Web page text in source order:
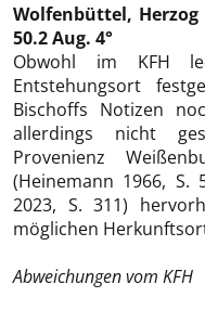
Wolfenbüttel,
50.2 Aug. 4°
Obwohl im KFH
Entstehungsort
Bischoffs Notizen
allerdings nicht
Provenienz
(Heinemann 1966, S.
2023, S. 311)
möglichen
Abweichungen vom KFH